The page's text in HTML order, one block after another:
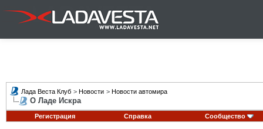
Лада Веста Клуб > Новости > Новости автомира
О Ладе Искра
Регистрация Справка Сообщество